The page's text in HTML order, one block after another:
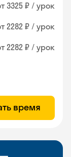
3325 ₽ / урок
2282 ₽ / урок
2282 ₽ / урок
время